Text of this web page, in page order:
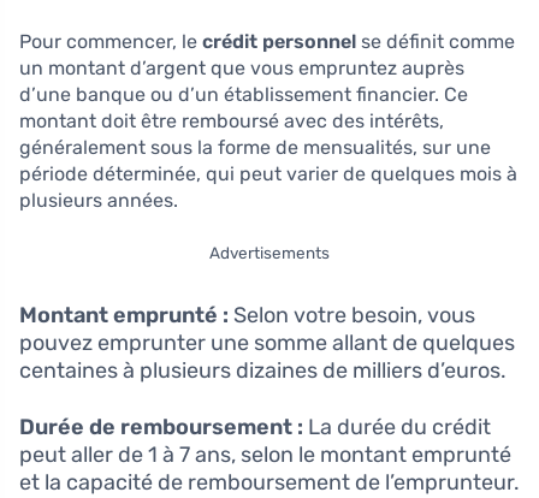
Pour commencer, le crédit personnel se définit comme
un montant d’argent que vous empruntez auprès
d’une banque ou d’un établissement financier. Ce
montant doit être remboursé avec des intérêts,
généralement sous la forme de mensualités, sur une
période déterminée, qui peut varier de quelques mois à
plusieurs années.
Advertisements
Montant emprunté : Selon votre besoin, vous
pouvez emprunter une somme allant de quelques
centaines à plusieurs dizaines de milliers d’euros.
Durée de remboursement : La durée du crédit
peut aller de 1 à 7 ans, selon le montant emprunté
et la capacité de remboursement de l’emprunteur.